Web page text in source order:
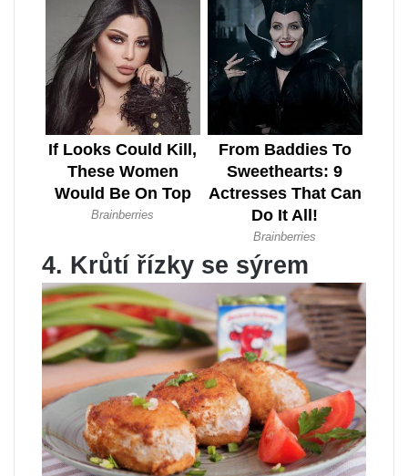
4. Krůtí řízky se sýrem